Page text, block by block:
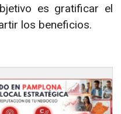
es gratificar el
los beneficios.